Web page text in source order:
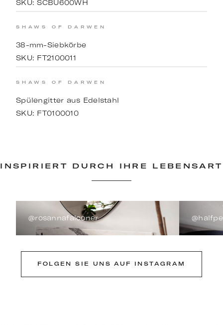
SKU:SCBU600WH
SHAWS OF DARWEN
38-mm-Siebkörbe
SKU: FT2100011
SHAWS OF DARWEN
Spülengitter aus Edelstahl
SKU: FT0100010
INSPIRIERT DURCH IHRE LEBENSART
@rosannafalconer
FOLGEN SIE UNS AUF INSTAGRAM